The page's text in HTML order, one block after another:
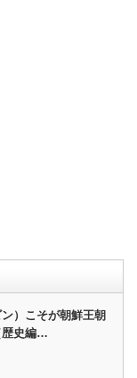
）こそが朝鮮王朝
歴史編…